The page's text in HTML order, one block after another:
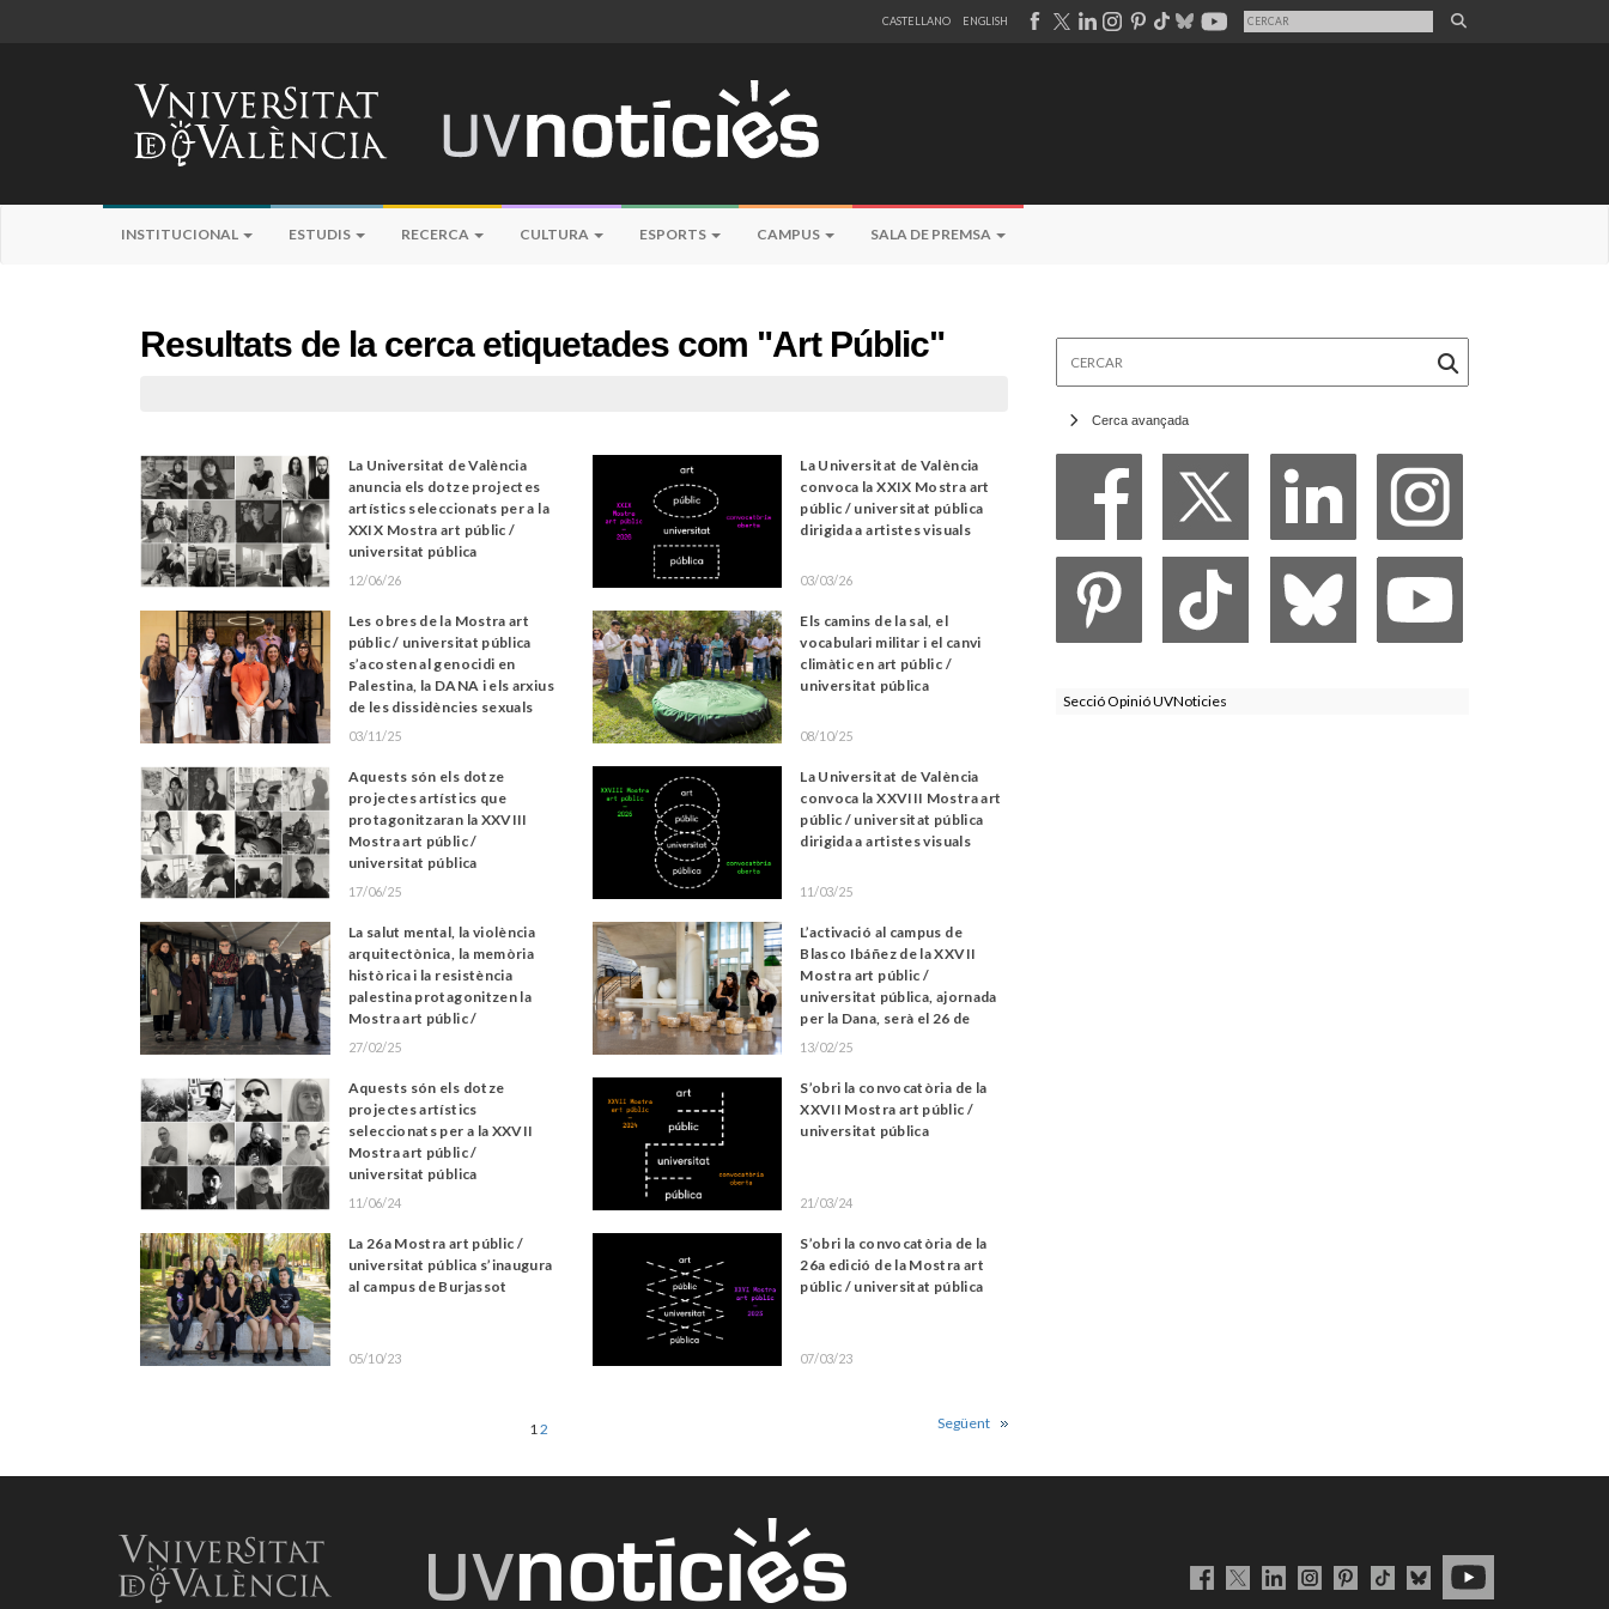
CASTELLANO ENGLISH
INSTITUCIONAL ESTUDIS RECERCA CULTURA ESPORTS CAMPUS SALA DE PREMSA
Resultats de la cerca etiquetades com "Art Públic"
La Universitat de València
anuncia els dotze projectes
artístics seleccionats per a la
XXIX Mostra art públic /
universitat pública
12/06/26
La Universitat de València
convoca la XXIX Mostra art
públic / universitat pública
dirigida a artistes visuals
03/03/26
Les obres de la Mostra art
públic / universitat pública
s’acosten al genocidi en
Palestina, la DANA i els arxius
de les dissidències sexuals
03/11/25
Els camins de la sal, el
vocabulari militar i el canvi
climàtic en art públic /
universitat pública
08/10/25
Aquests són els dotze
projectes artístics que
protagonitzaran la XXVIII
Mostra art públic /
universitat pública
17/06/25
La Universitat de València
convoca la XXVIII Mostra art
públic / universitat pública
dirigida a artistes visuals
11/03/25
La salut mental, la violència
arquitectònica, la memòria
històrica i la resistència
palestina protagonitzen la
Mostra art públic /
universitat pública
27/02/25
L’activació al campus de
Blasco Ibáñez de la XXVII
Mostra art públic /
universitat pública, ajornada
per la Dana, serà el 26 de
febrer
13/02/25
Aquests són els dotze
projectes artístics
seleccionats per a la XXVII
Mostra art públic /
universitat pública
11/06/24
S’obri la convocatòria de la
XXVII Mostra art públic /
universitat pública
21/03/24
La 26a Mostra art públic /
universitat pública s’inaugura
al campus de Burjassot
05/10/23
S’obri la convocatòria de la
26a edició de la Mostra art
públic / universitat pública
07/03/23
12 Següent
Cerca avançada
Secció Opinió UVNoticies